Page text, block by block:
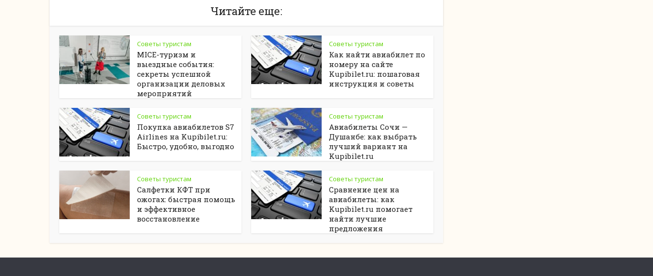
Читайте еще:
Советы туристам
MICE-туризм и
выездные события:
секреты успешной
организации деловых
мероприятий
Советы туристам
Как найти авиабилет по
номеру на сайте
Kupibilet.ru: пошаговая
инструкция и советы
Советы туристам
Покупка авиабилетов S7
Airlines на Kupibilet.ru:
Быстро, удобно, выгодно
Советы туристам
Авиабилеты Сочи —
Душанбе: как выбрать
лучший вариант на
Kupibilet.ru
Советы туристам
Салфетки КФТ при
ожогах: быстрая помощь
и эффективное
восстановление
Советы туристам
Сравнение цен на
авиабилеты: как
Kupibilet.ru помогает
найти лучшие
предложения